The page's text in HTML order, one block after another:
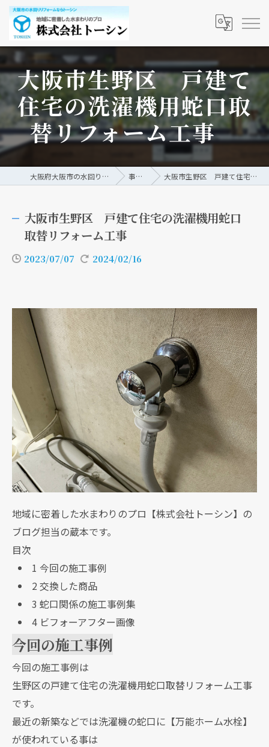
大阪市生野区 戸建て
住宅の洗濯機用蛇口取
替リフォーム工事
大阪府大阪市の水回りリフォームなら株式会社トーシン 事例/ブログ 大阪市生野区 戸建て住宅の洗濯機用蛇口取替リフォーム工事
大阪市生野区 戸建て住宅の洗濯機用蛇口
取替リフォーム工事
2023/07/07 2024/02/16
地域に密着した水まわりのプロ【株式会社トーシン】の
ブログ担当の蔵本です。
目次
1 今回の施工事例
2交換した商品
3 蛇口関係の施工事例集
4ビフォーアフター画像
今回の施工事例
今回の施工事例は
生野区の戸建て住宅の洗濯機用蛇口取替リフォーム工事
です。
最近の新築などでは洗濯機の蛇口に【万能ホーム水栓】
が使われている事は